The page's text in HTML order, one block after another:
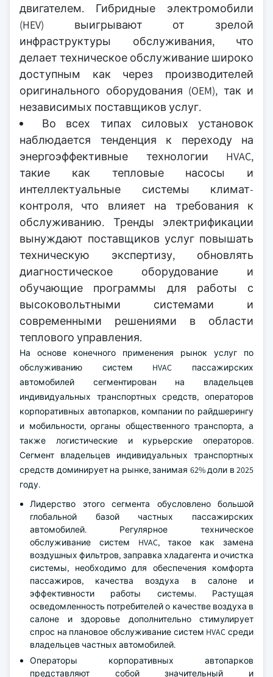
двигателем. Гибридные электромобили
(HEV) выигрывают от зрелой
инфраструктуры обслуживания, что
делает техническое обслуживание широко
доступным как через производителей
оригинального оборудования (OEM), так и
независимых поставщиков услуг.
Во всех типах силовых установок
наблюдается тенденция к переходу на
энергоэффективные технологии HVAC,
такие как тепловые насосы и
интеллектуальные системы климат-
контроля, что влияет на требования к
обслуживанию. Тренды электрификации
вынуждают поставщиков услуг повышать
техническую экспертизу, обновлять
диагностическое оборудование и
обучающие программы для работы с
высоковольтными системами и
современными решениями в области
теплового управления.
На основе конечного применения рынок услуг по
обслуживанию систем HVAC пассажирских
автомобилей сегментирован на владельцев
индивидуальных транспортных средств, операторов
корпоративных автопарков, компании по райдшерингу
и мобильности, органы общественного транспорта, а
также логистические и курьерские операторов.
Сегмент владельцев индивидуальных транспортных
средств доминирует на рынке, занимая 62% доли в 2025
году.
Лидерство этого сегмента обусловлено большой
глобальной базой частных пассажирских
автомобилей. Регулярное техническое
обслуживание систем HVAC, такое как замена
воздушных фильтров, заправка хладагента и очистка
системы, необходимо для обеспечения комфорта
пассажиров, качества воздуха в салоне и
эффективности работы системы. Растущая
осведомленность потребителей о качестве воздуха в
салоне и здоровье дополнительно стимулирует
спрос на плановое обслуживание систем HVAC среди
владельцев частных автомобилей.
Операторы корпоративных автопарков
представляют собой значительный и